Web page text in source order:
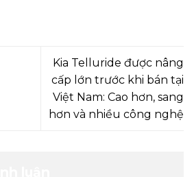
Kia Telluride được nâng
cấp lớn trước khi bán tại
Việt Nam: Cao hơn, sang
hơn và nhiều công nghệ